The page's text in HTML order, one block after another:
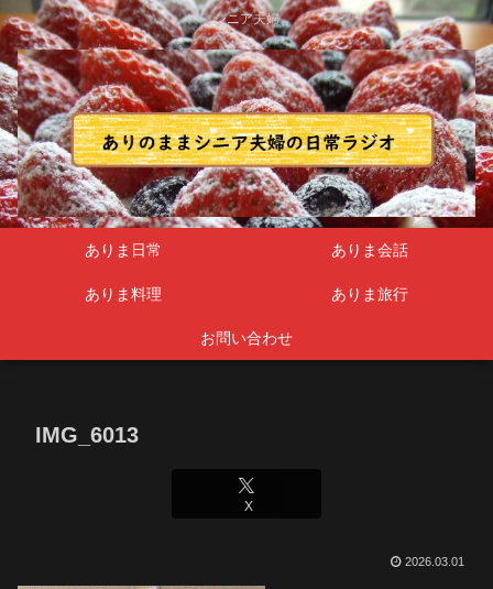
シニア夫婦
ありま日常 ありま会話
ありま料理 ありま旅行
お問い合わせ
IMG_6013
X
2026.03.01